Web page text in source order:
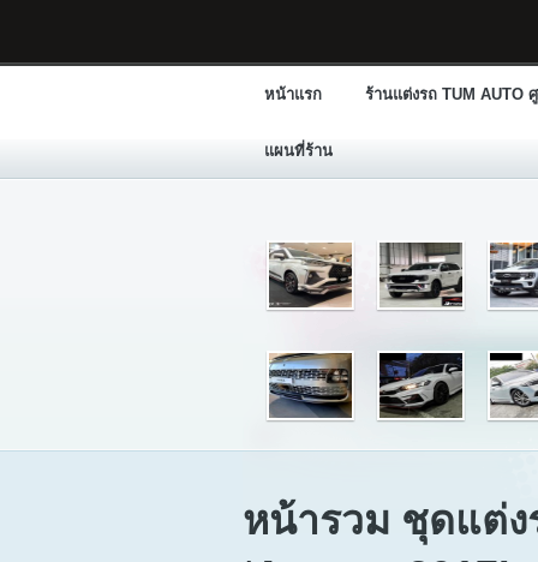
หน้าแรก ร้านแต่งรถ TUM AUTO
แผนที่ร้าน
หน้ารวม ชุดแต่ง